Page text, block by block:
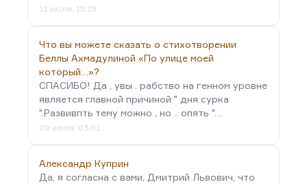
12 июля, 15:25
Что вы можете сказать о стихотворении
Беллы Ахмадулиной «По улице моей
который…»?
СПАСИБО! Да , увы . рабство на генном уровне
является главной причиной " дня сурка
".Развивпть тему можно , но .. опять "…
09 июля, 03:01
Александр Куприн
Да, я согласна с вами, Дмитрий Львович, что